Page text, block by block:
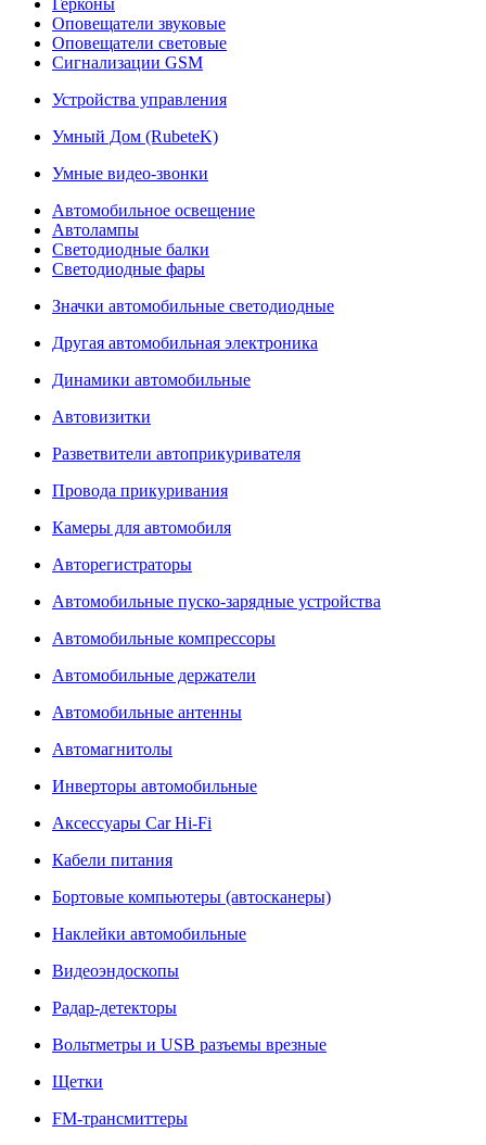
Герконы
Оповещатели звуковые
Оповещатели световые
Сигнализации GSM
Устройства управления
Умный Дом (RubeteK)
Умные видео-звонки
Автомобильное освещение
Автолампы
Светодиодные балки
Светодиодные фары
Значки автомобильные светодиодные
Другая автомобильная электроника
Динамики автомобильные
Автовизитки
Разветвители автоприкуривателя
Провода прикуривания
Камеры для автомобиля
Авторегистраторы
Автомобильные пуско-зарядные устройства
Автомобильные компрессоры
Автомобильные держатели
Автомобильные антенны
Автомагнитолы
Инверторы автомобильные
Аксессуары Car Hi-Fi
Кабели питания
Бортовые компьютеры (автосканеры)
Наклейки автомобильные
Видеоэндоскопы
Радар-детекторы
Вольтметры и USB разъемы врезные
Щетки
FM-трансмиттеры